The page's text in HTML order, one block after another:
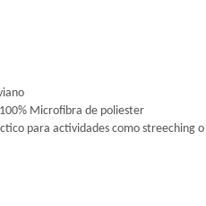
Microfibra de poliester
para actividades como streeching o